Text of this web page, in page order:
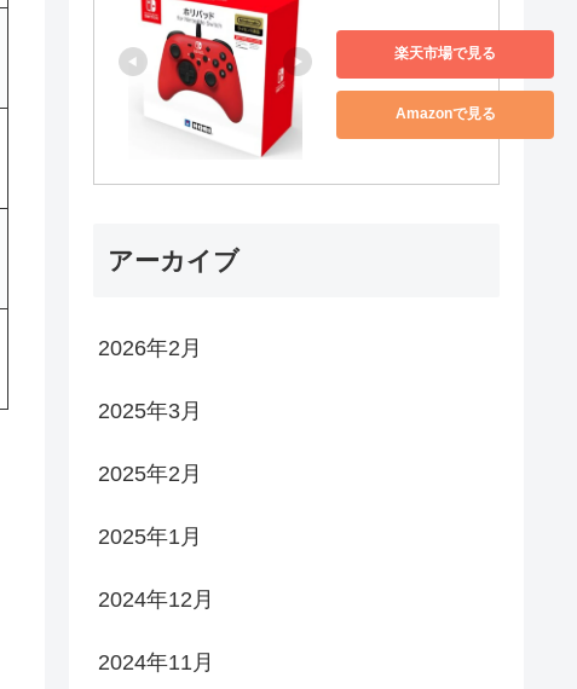
楽天市場で見る
Amazonで見る
アーカイブ
2026年2月
2025年3月
2025年2月
2025年1月
2024年12月
2024年11月